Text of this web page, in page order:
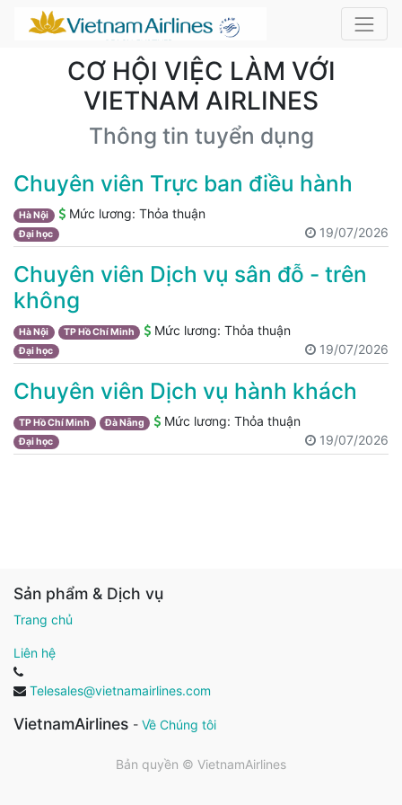
CƠ HỘI VIỆC LÀM VỚI
VIETNAM AIRLINES
Thông tin tuyển dụng
Chuyên viên Trực ban điều hành
Hà Nội Mức lương: Thỏa thuận
Đại học 19/07/2026
Chuyên viên Dịch vụ sân đỗ - trên
không
Hà Nội TP Hồ Chí Minh Mức lương:Thỏa thuận
Đại học 19/07/2026
Chuyên viên Dịch vụ hành khách
TP Hồ Chí Minh Đà Nẵng Mức lương:Thỏa thuận
Đại học 19/07/2026
Sản phẩm & Dịch vụ
Trang chủ
Liên hệ
Telesales@vietnamairlines.com
VietnamAirlines - Về Chúng tôi
Bản quyền © VietnamAirlines